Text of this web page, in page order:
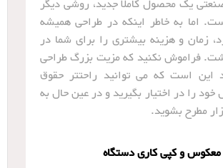
یک محصول کاملا جدید، روشی دیگر
اما به خاطر اینکه در طراحی همیشه
زمان و هزینه بیشتری را برای شما در
فراموش نکنید که مزیت بزرگ طراحی
است که می توانید راحتتر حقوق
را در اختیار بگیرید و در عین حال به
مطرح بشوید.
و کپی کاری دستگاه